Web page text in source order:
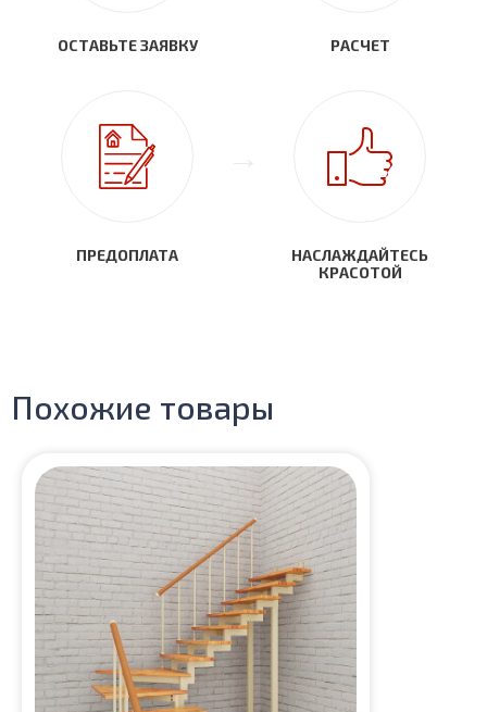
ОСТАВЬТЕ ЗАЯВКУ РАСЧЕТ
ПРЕДОПЛАТА
НАСЛАЖДАЙТЕСЬ
КРАСОТОЙ
Похожие товары